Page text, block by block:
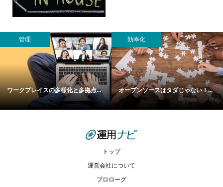
管理
ワークプレイスの多様化と多拠点...
効率化
オープンソースはタダじゃない！...
トップ
運営会社について
プロローグ